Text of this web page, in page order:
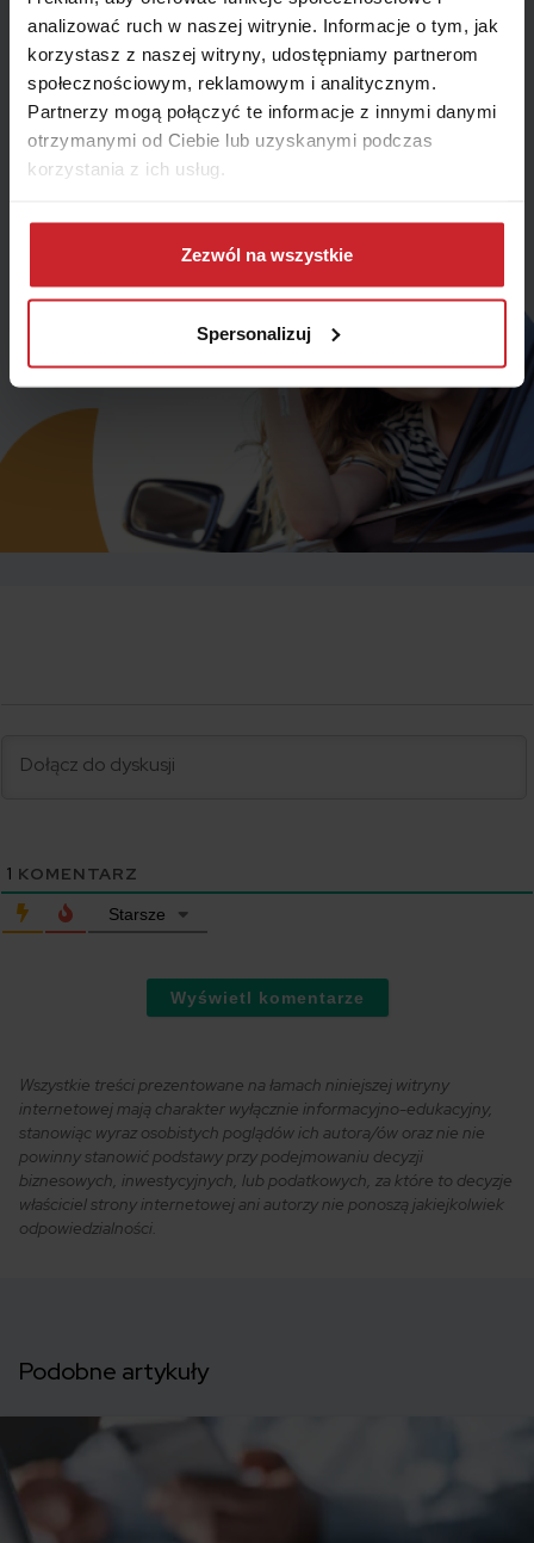
analizować ruch w naszej witrynie. Informacje o tym, jak
korzystasz z naszej witryny, udostępniamy partnerom
społecznościowym, reklamowym i analitycznym.
Partnerzy mogą połączyć te informacje z innymi danymi
otrzymanymi od Ciebie lub uzyskanymi podczas
korzystania z ich usług.
Dowiedz się więcej na temat tego, kim jesteśmy, jak
można się z nami skontaktować i w jaki sposób
przetwarzamy dane osobowe w ramachPolityki
Zezwól na wszystkie
Spersonalizuj
Telefon
Zamów kontakt
1 KOMENTARZ
Starsze
Wyświetl komentarze
Wszystkie treści prezentowane na łamach niniejszej witryny
internetowej mają charakter wyłącznie informacyjno-edukacyjny,
stanowiąc wyraz osobistych poglądów ich autora/ów oraz nie nie
powinny stanowić podstawy przy podejmowaniu decyzji
biznesowych, inwestycyjnych, lub podatkowych, za które to decyzje
właściciel strony internetowej ani autorzy nie ponoszą jakiejkolwiek
odpowiedzialności.
Podobne artykuły